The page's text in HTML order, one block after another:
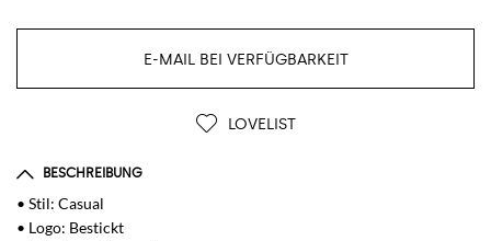
E-MAIL BEI VERFÜGBARKEIT
LOVELIST
BESCHREIBUNG
• Stil: Casual
• Logo: Bestickt